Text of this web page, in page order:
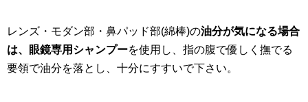
レンズ・モダン部・鼻パッド部(綿棒)の油分が気になる場合
は、眼鏡専用シャンプーを使用し、指の腹で優しく撫でる
要領で油分を落とし、十分にすすいで下さい。